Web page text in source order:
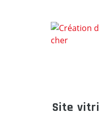
Site